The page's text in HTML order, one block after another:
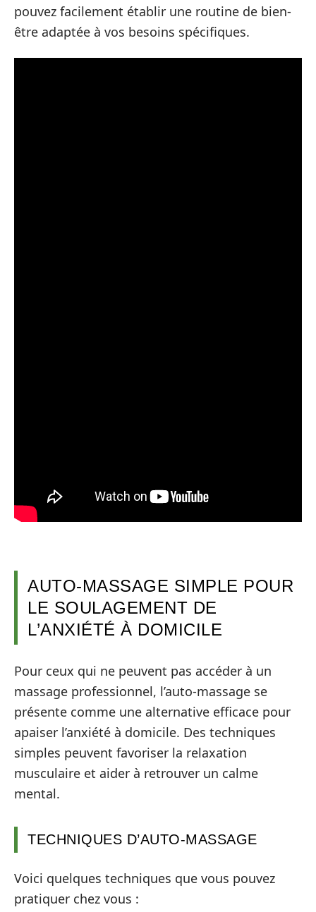
pouvez facilement établir une routine de bien-
être adaptée à vos besoins spécifiques.
AUTO-MASSAGE SIMPLE POUR
LE SOULAGEMENT DE
L’ANXIÉTÉ À DOMICILE
Pour ceux qui ne peuvent pas accéder à un
massage professionnel, l’auto-massage se
présente comme une alternative efficace pour
apaiser l’anxiété à domicile. Des techniques
simples peuvent favoriser la relaxation
musculaire et aider à retrouver un calme
mental.
TECHNIQUES D’AUTO-MASSAGE
Voici quelques techniques que vous pouvez
pratiquer chez vous :